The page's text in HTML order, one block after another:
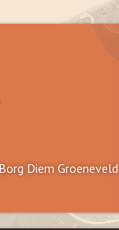
Diem Groeneveld